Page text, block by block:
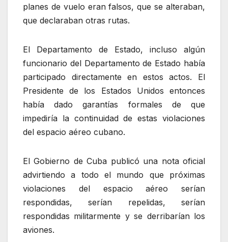
planes de vuelo eran falsos, que se alteraban,
que declaraban otras rutas.
El Departamento de Estado, incluso algún
funcionario del Departamento de Estado había
participado directamente en estos actos. El
Presidente de los Estados Unidos entonces
había dado garantías formales de que
impediría la continuidad de estas violaciones
del espacio aéreo cubano.
El Gobierno de Cuba publicó una nota oficial
advirtiendo a todo el mundo que próximas
violaciones del espacio aéreo serían
respondidas, serían repelidas, serían
respondidas militarmente y se derribarían los
aviones.